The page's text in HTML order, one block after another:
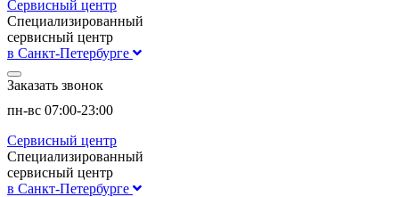
Сервисный центр
Специализированный
сервисный центр
в Санкт-Петербурге
Заказать звонок
пн-вс 07:00-23:00
Сервисный центр
Специализированный
сервисный центр
в Санкт-Петербурге